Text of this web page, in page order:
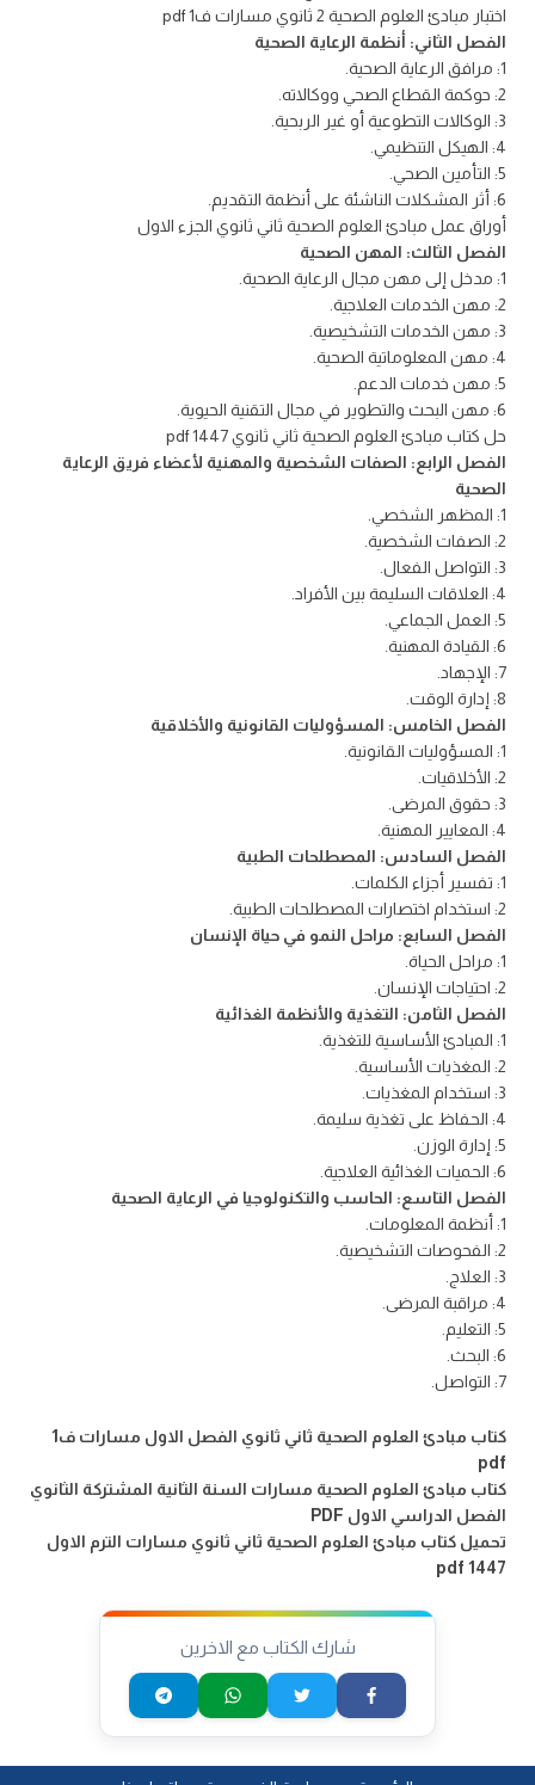
اختبار مبادئ العلوم الصحية 2 ثانوي مسارات ف1 pdf
الفصل الثاني: أنظمة الرعاية الصحية
1: مرافق الرعاية الصحية.
2: حوكمة القطاع الصحي ووكالاته.
3: الوكالات التطوعية أو غير الربحية.
4: الهيكل التنظيمي.
5: التأمين الصحي.
6: أثر المشكلات الناشئة على أنظمة التقديم.
أوراق عمل مبادئ العلوم الصحية ثاني ثانوي الجزء الاول
الفصل الثالث: المهن الصحية
1: مدخل إلى مهن مجال الرعاية الصحية.
2: مهن الخدمات العلاجية.
3: مهن الخدمات التشخيصية.
4: مهن المعلوماتية الصحية.
5: مهن خدمات الدعم.
6: مهن البحث والتطوير في مجال التقنية الحيوية.
حل كتاب مبادئ العلوم الصحية ثاني ثانوي 1447 pdf
الفصل الرابع: الصفات الشخصية والمهنية لأعضاء فريق الرعاية
الصحية
1: المظهر الشخصي.
2: الصفات الشخصية.
3: التواصل الفعال.
4: العلاقات السليمة بين الأفراد.
5: العمل الجماعي.
6: القيادة المهنية.
7: الإجهاد.
8: إدارة الوقت.
الفصل الخامس: المسؤوليات القانونية والأخلاقية
1: المسؤوليات القانونية.
2: الأخلاقيات.
3: حقوق المرضى.
4: المعايير المهنية.
الفصل السادس: المصطلحات الطبية
1: تفسير أجزاء الكلمات.
2: استخدام اختصارات المصطلحات الطبية.
الفصل السابع: مراحل النمو في حياة الإنسان
1: مراحل الحياة.
2: احتياجات الإنسان.
الفصل الثامن: التغذية والأنظمة الغذائية
1: المبادئ الأساسية للتغذية.
2: المغذيات الأساسية.
3: استخدام المغذيات.
4: الحفاظ على تغذية سليمة.
5: إدارة الوزن.
6: الحميات الغذائية العلاجية.
الفصل التاسع: الحاسب والتكنولوجيا في الرعاية الصحية
1: أنظمة المعلومات.
2: الفحوصات التشخيصية.
3: العلاج.
4: مراقبة المرضى.
5: التعليم.
6: البحث.
7: التواصل.
كتاب مبادئ العلوم الصحية ثاني ثانوي الفصل الاول مسارات ف1
pdf
كتاب مبادئ العلوم الصحية مسارات السنة الثانية المشتركة الثانوي
الفصل الدراسي الاول PDF
تحميل كتاب مبادئ العلوم الصحية ثاني ثانوي مسارات الترم الاول
1447 pdf
شارك الكتاب مع الاخرين